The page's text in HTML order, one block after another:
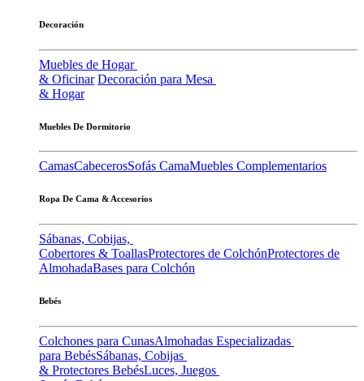
Decoración
Muebles de Hogar
& Oficinar Decoración para Mesa
& Hogar
Muebles De Dormitorio
CamasCabecerosSofás CamaMuebles Complementarios
Ropa De Cama & Accesorios
Sábanas, Cobijas,
Cobertores & ToallasProtectores de ColchónProtectores de
AlmohadaBases para Colchón
Bebés
Colchones para CunasAlmohadas Especializadas
para BebésSábanas, Cobijas
& Protectores BebésLuces, Juegos